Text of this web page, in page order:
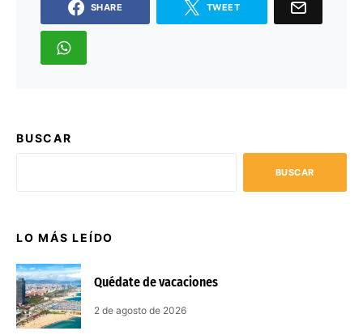
SHARE TWEET
BUSCAR
BUSCAR
LO MÁS LEÍDO
Quédate de vacaciones
2 de agosto de 2026